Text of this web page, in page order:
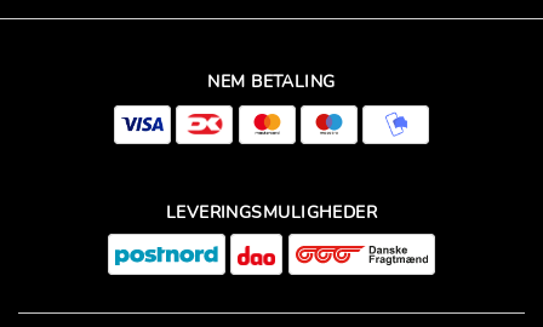
NEM BETALING
LEVERINGSMULIGHEDER